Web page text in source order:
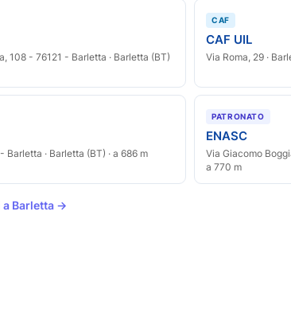
108 - 76121 - Barletta · Barletta (BT)
CAF
CAF UIL
Via Roma, 29 ·
Barletta · Barletta (BT) · a 686 m
PATRONATO
ENASC
Via Giacomo
a 770 m
a Barletta →